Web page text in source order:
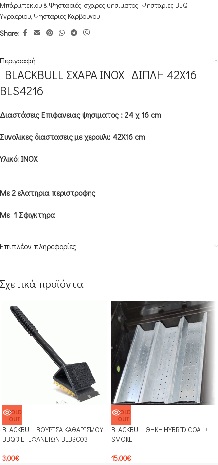
Μπάρμπεκιου & Ψησταριές, σχαρες ψησιματος, Ψησταριες BBQ
Υγραεριου, Ψησταριες Καρβουνου
Share:
Περιγραφή
BLACKBULL ΣΧΑΡΑ INOX ΔΙΠΛΗ 42Χ16
BLS4216
Διαστάσεις Eπιφανειας ψησιματος : 24 χ 16 cm
Συνολικες διαστασεις με χερουλι: 42Χ16 cm
Υλικό: ΙΝΟΧ
Με 2 ελατηρια περιστροφης
Με 1 Σφιγκτηρα
Επιπλέον πληροφορίες
Σχετικά προϊόντα
SOLD
OUT
BLACKBULL ΒΟΥΡΤΣΑ ΚΑΘΑΡΙΣΜΟΥ
BBQ 3 ΕΠΙΦΑΝΕΙΩΝ BLBSC03
3.00€
SOLD
OUT
BLACKBULL ΘΗΚΗ HYBRID COAL +
SMOKE
15.00€